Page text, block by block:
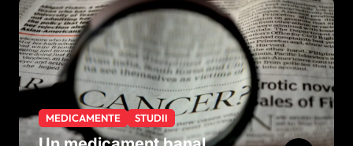
MEDICAMENTE STUDII